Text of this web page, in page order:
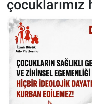
çocuklarımız